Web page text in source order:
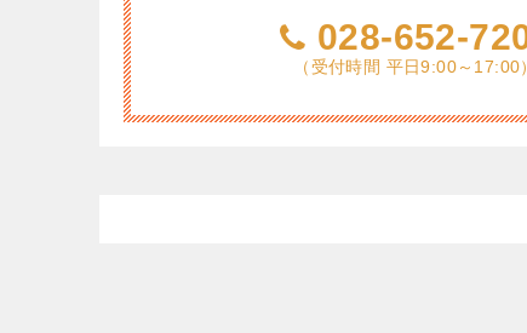
028-652-
（受付時間 平日9:00～17:00）